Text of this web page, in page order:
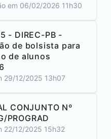
em 06/02/2026 11h30
- DIREC-PB -
de bolsista para
de alunos
29/12/2025 13h07
CONJUNTO Nº
PROGRAD
22/12/2025 15h32